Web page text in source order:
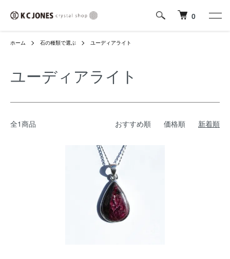
0
ホーム 石の種類で選ぶ ユーディアライト
ユーディアライト
全1商品 おすすめ順 価格順 新着順